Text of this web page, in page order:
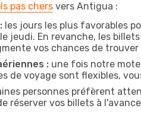
pas chers vers Antigua :
les jours les plus favorables
jeudi. En revanche, les
vos chances de trouver
: une fois notre
de voyage sont flexibles,
personnes préfèrent
réserver vos billets à